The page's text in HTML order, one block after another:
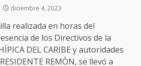
diciembre 4, 2023
realizada en horas del
de los Directivos de la
DEL CARIBE y autoridades
REMÒN, se llevó a